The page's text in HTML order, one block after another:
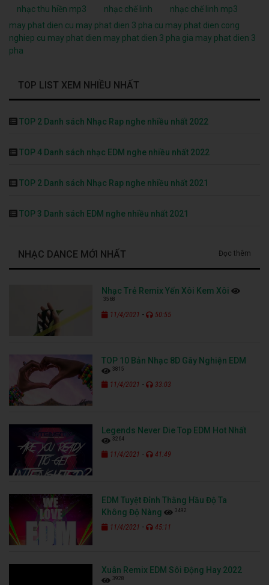
nhạc thu hiền mp3 nhạc chế linh
nhạc chế linh mp3
may phat dien cu may phat dien 3 pha cu may phat dien cong
nghiep cu may phat dien may phat dien 3 pha gia may phat dien 3
pha
TOP LIST XEM NHIỀU NHẤT
TOP 2 Danh sách Nhạc Rap nghe nhiều nhất 2022
TOP 4 Danh sách nhạc EDM nghe nhiều nhất 2022
TOP 2 Danh sách Nhạc Rap nghe nhiều nhất 2021
TOP 3 Danh sách EDM nghe nhiều nhất 2021
NHẠC DANCE MỚI NHẤT Đọc thêm
Nhạc Trẻ Remix Yến Xôi Kem Xôi
3568
11/4/2021 - 50:55
TOP 10 Bản Nhạc 8D Gây Nghiện EDM
3815
11/4/2021 - 33:03
Legends Never Die Top EDM Hot Nhất
3264
11/4/2021 - 41:49
EDM Tuyệt Đỉnh Thằng Hầu Độ Ta
Không Độ Nàng
3492
11/4/2021 - 45:11
Xuân Remix EDM Sôi Động Hay 2022
3928